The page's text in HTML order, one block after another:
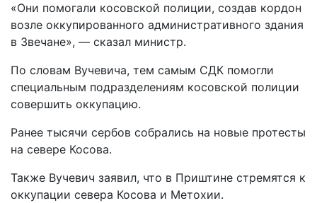
«Они помогали косовской полиции, создав кордон
возле оккупированного административного здания
в Звечане», — сказал министр.
По словам Вучевича, тем самым СДК помогли
специальным подразделениям косовской полиции
совершить оккупацию.
Ранее тысячи сербов собрались на новые протесты
на севере Косова.
Также Вучевич заявил, что в Приштине стремятся к
оккупации севера Косова и Метохии.